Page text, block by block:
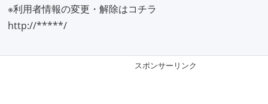
※利用者情報の変更・解除はコチラ
http://*****/
スポンサーリンク